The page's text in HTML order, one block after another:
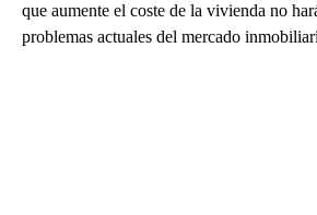
que aumente el coste de la vivienda no
problemas actuales del mercado